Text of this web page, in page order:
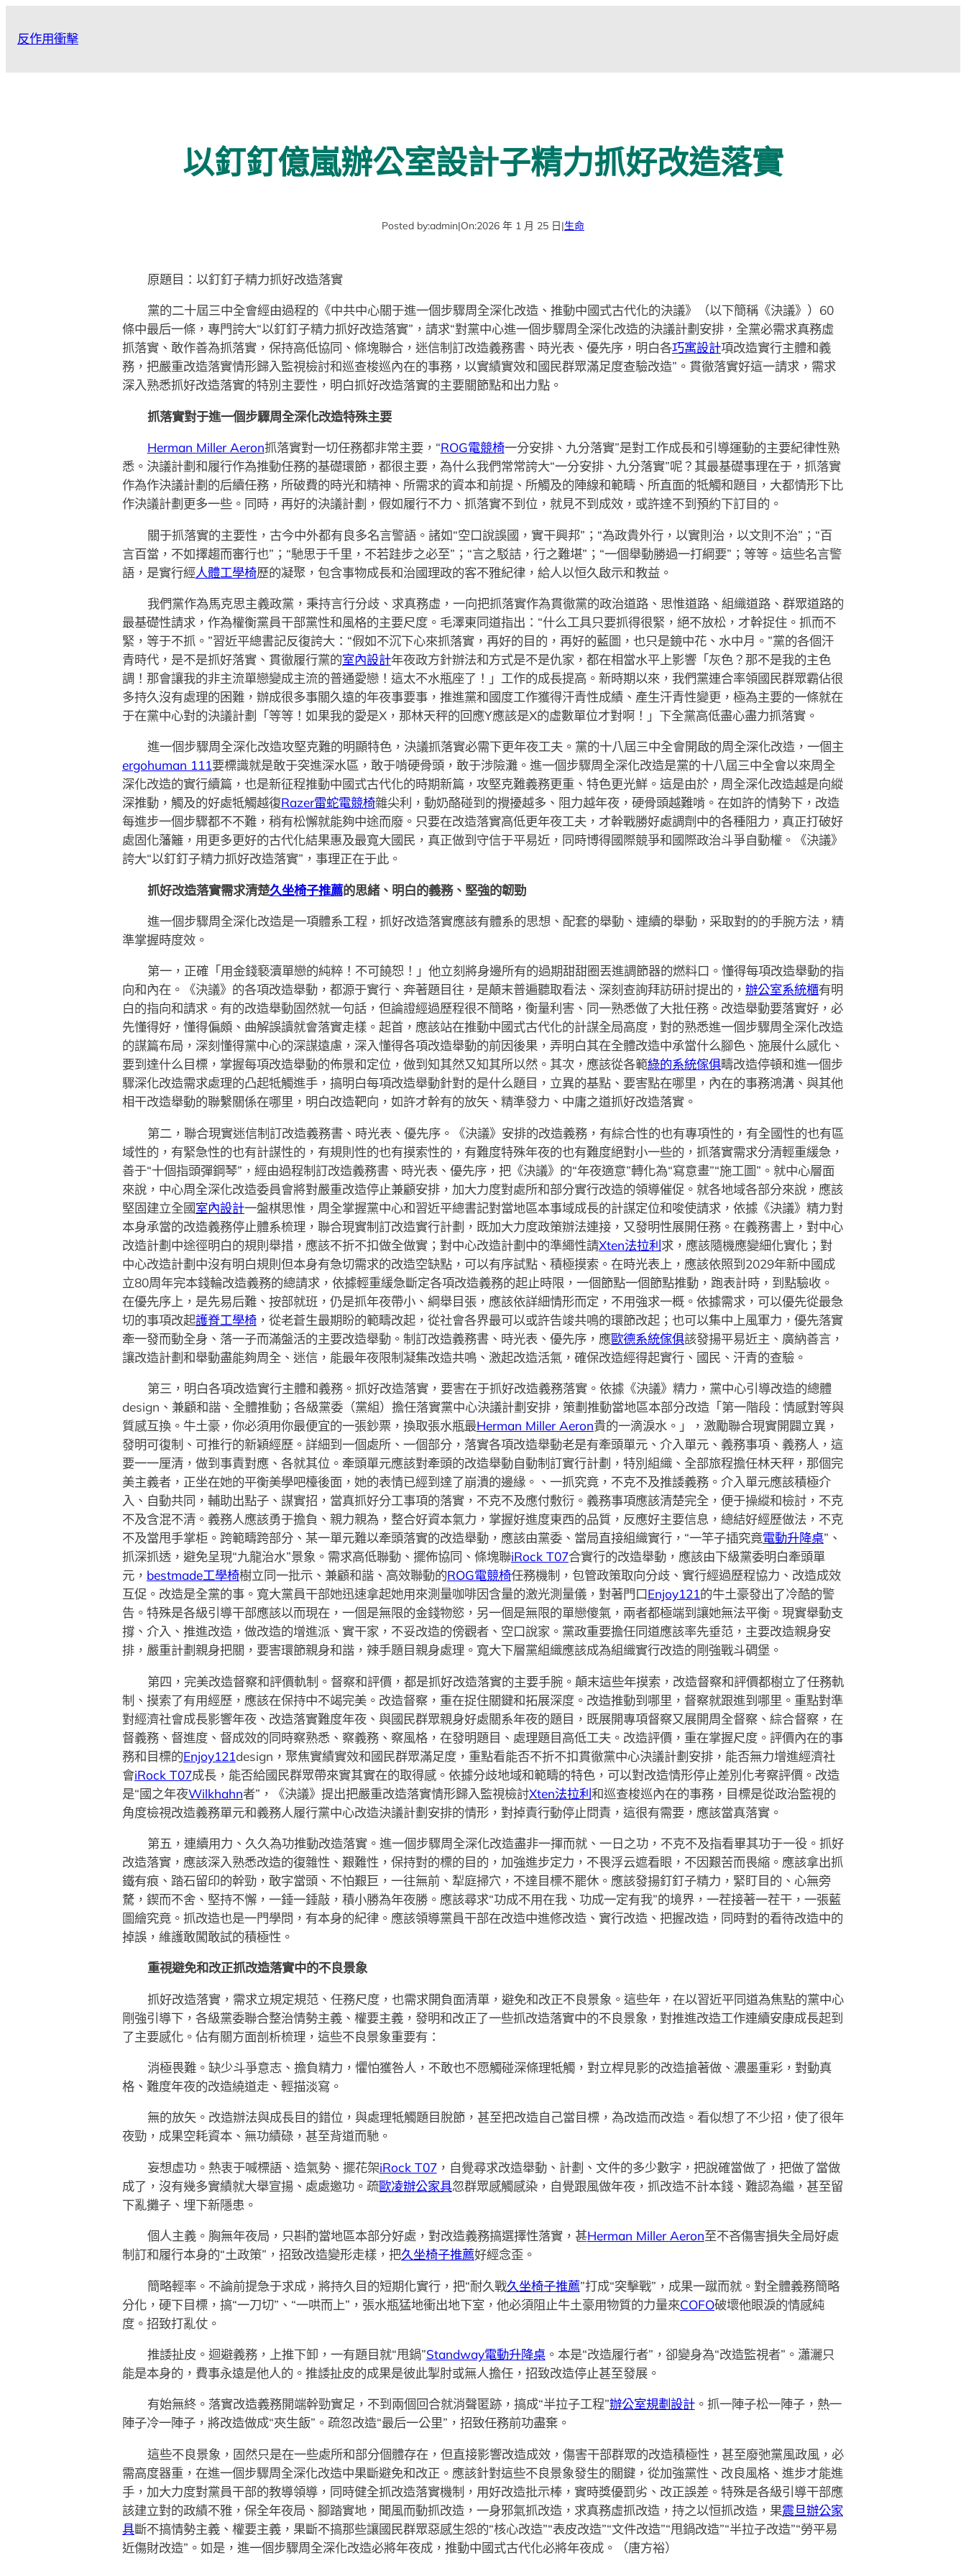
反作用衝擊
以釘釘億嵐辦公室設計子精力抓好改造落實
Posted by:admin|On:2026 年 1 月 25 日|生命
原題目：以釘釘子精力抓好改造落實
黨的二十屆三中全會經由過程的《中共中心關于進一個步驟周全深化改造、推動中國式古代化的決議》（以下簡稱《決議》）60
條中最后一條，專門誇大“以釘釘子精力抓好改造落實”，請求“對黨中心進一個步驟周全深化改造的決議計劃安排，全黨必需求真務虛
抓落實、敢作善為抓落實，保持高低協同、條塊聯合，迷信制訂改造義務書、時光表、優先序，明白各巧寓設計項改造實行主體和義
務，把嚴重改造落實情形歸入監視檢討和巡查梭巡內在的事務，以實績實效和國民群眾滿足度查驗改造”。貫徹落實好這一請求，需求
深入熟悉抓好改造落實的特別主要性，明白抓好改造落實的主要關節點和出力點。
抓落實對于進一個步驟周全深化改造特殊主要
Herman Miller Aeron抓落實對一切任務都非常主要，“ROG電競椅一分安排、九分落實”是對工作成長和引導運動的主要紀律性熟
悉。決議計劃和履行作為推動任務的基礎環節，都很主要，為什么我們常常誇大“一分安排、九分落實”呢？其最基礎事理在于，抓落實
作為作決議計劃的后續任務，所破費的時光和精神、所需求的資本和前提、所觸及的陣線和範疇、所直面的牴觸和題目，大都情形下比
作決議計劃更多一些。同時，再好的決議計劃，假如履行不力、抓落實不到位，就見不到成效，或許達不到預約下訂目的。
關于抓落實的主要性，古今中外都有良多名言警語。諸如“空口說誤國，實干興邦”；“為政貴外行，以實則治，以文則不治”；“百
言百當，不如擇趨而審行也”；“馳思于千里，不若跬步之必至”；“言之駁詰，行之難堪”；“一個舉動勝過一打綱要”；等等。這些名言警
語，是實行經人體工學椅歷的凝聚，包含事物成長和治國理政的客不雅紀律，給人以恒久啟示和教益。
我們黨作為馬克思主義政黨，秉持言行分歧、求真務虛，一向把抓落實作為貫徹黨的政治道路、思惟道路、組織道路、群眾道路的
最基礎性請求，作為權衡黨員干部黨性和風格的主要尺度。毛澤東同道指出：“什么工具只要抓得很緊，絕不放松，才幹捉住。抓而不
緊，等于不抓。”習近平總書記反復誇大：“假如不沉下心來抓落實，再好的目的，再好的藍圖，也只是鏡中花、水中月。”黨的各個汗
青時代，是不是抓好落實、貫徹履行黨的室內設計年夜政方針辦法和方式是不是仇家，都在相當水平上影響「灰色？那不是我的主色
調！那會讓我的非主流單戀變成主流的普通愛戀！這太不水瓶座了！」工作的成長提高。新時期以來，我們黨連合率領國民群眾霸佔很
多持久沒有處理的困難，辦成很多事關久遠的年夜事要事，推進黨和國度工作獲得汗青性成績、產生汗青性變更，極為主要的一條就在
于在黨中心對的決議計劃「等等！如果我的愛是X，那林天秤的回應Y應該是X的虛數單位才對啊！」下全黨高低盡心盡力抓落實。
進一個步驟周全深化改造攻堅克難的明顯特色，決議抓落實必需下更年夜工夫。黨的十八屆三中全會開啟的周全深化改造，一個主
ergohuman 111要標識就是敢于突進深水區，敢于啃硬骨頭，敢于涉險灘。進一個步驟周全深化改造是黨的十八屆三中全會以來周全
深化改造的實行續篇，也是新征程推動中國式古代化的時期新篇，攻堅克難義務更重、特色更光鮮。這是由於，周全深化改造越是向縱
深推動，觸及的好處牴觸越復Razer雷蛇電競椅雜尖利，動奶酪碰到的攪擾越多、阻力越年夜，硬骨頭越難啃。在如許的情勢下，改造
每進步一個步驟都不不難，稍有松懈就能夠中途而廢。只要在改造落實高低更年夜工夫，才幹戰勝好處調劑中的各種阻力，真正打破好
處固化藩籬，用更多更好的古代化結果惠及最寬大國民，真正做到守信于平易近，同時博得國際競爭和國際政治斗爭自動權。《決議》
誇大“以釘釘子精力抓好改造落實”，事理正在于此。
抓好改造落實需求清楚久坐椅子推薦的思緒、明白的義務、堅強的韌勁
進一個步驟周全深化改造是一項體系工程，抓好改造落實應該有體系的思想、配套的舉動、連續的舉動，采取對的的手腕方法，精
準掌握時度效。
第一，正確「用金錢褻瀆單戀的純粹！不可饒恕！」他立刻將身邊所有的過期甜甜圈丟進調節器的燃料口。懂得每項改造舉動的指
向和內在。《決議》的各項改造舉動，都源于實行、奔著題目往，是顛末普遍聽取看法、深刻查詢拜訪研討提出的， 辦公室系統櫃有明
白的指向和請求。有的改造舉動固然就一句話，但論證經過歷程很不簡略，衡量利害、同一熟悉做了大批任務。改造舉動要落實好，必
先懂得好，懂得偏頗、曲解誤讀就會落實走樣。起首，應該站在推動中國式古代化的計謀全局高度，對的熟悉進一個步驟周全深化改造
的謀篇布局，深刻懂得黨中心的深謀遠慮，深入懂得各項改造舉動的前因後果，弄明白其在全體改造中承當什么腳色、施展什么感化、
要到達什么目標，掌握每項改造舉動的佈景和定位，做到知其然又知其所以然。其次，應該從各範綠的系統傢俱疇改造停頓和進一個步
驟深化改造需求處理的凸起牴觸進手，搞明白每項改造舉動針對的是什么題目，立異的基點、要害點在哪里，內在的事務鴻溝、與其他
相干改造舉動的聯繫關係在哪里，明白改造靶向，如許才幹有的放矢、精準發力、中庸之道抓好改造落實。
第二，聯合現實迷信制訂改造義務書、時光表、優先序。《決議》安排的改造義務，有綜合性的也有專項性的，有全國性的也有區
域性的，有緊急性的也有計謀性的，有規則性的也有摸索性的，有難度特殊年夜的也有難度絕對小一些的，抓落實需求分清輕重緩急，
善于“十個指頭彈鋼琴”，經由過程制訂改造義務書、時光表、優先序，把《決議》的“年夜適意”轉化為“寫意畫”“施工圖”。就中心層面
來說，中心周全深化改造委員會將對嚴重改造停止兼顧安排，加大力度對處所和部分實行改造的領導催促。就各地域各部分來說，應該
堅固建立全國室內設計一盤棋思惟，周全掌握黨中心和習近平總書記對當地區本事域成長的計謀定位和唆使請求，依據《決議》精力對
本身承當的改造義務停止體系梳理，聯合現實制訂改造實行計劃，既加大力度政策辦法連接，又發明性展開任務。在義務書上，對中心
改造計劃中途徑明白的規則舉措，應該不折不扣做全做實；對中心改造計劃中的準繩性請Xten法拉利求，應該隨機應變細化實化；對
中心改造計劃中沒有明白規則但本身有急切需求的改造空缺點，可以有序試點、積極摸索。在時光表上，應該依照到2029年新中國成
立80周年完本錢輪改造義務的總請求，依據輕重緩急斷定各項改造義務的起止時限，一個節點一個節點推動，跑表計時，到點驗收。
在優先序上，是先易后難、按部就班，仍是抓年夜帶小、綱舉目張，應該依詳細情形而定，不用強求一概。依據需求，可以優先從最急
切的事項改起護脊工學椅，從老蒼生最期盼的範疇改起，從社會各界最可以或許告竣共鳴的環節改起；也可以集中上風軍力，優先落實
牽一發而動全身、落一子而滿盤活的主要改造舉動。制訂改造義務書、時光表、優先序，應歐德系統傢俱該發揚平易近主、廣納善言，
讓改造計劃和舉動盡能夠周全、迷信，能最年夜限制凝集改造共鳴、激起改造活氣，確保改造經得起實行、國民、汗青的查驗。
第三，明白各項改造實行主體和義務。抓好改造落實，要害在于抓好改造義務落實。依據《決議》精力，黨中心引導改造的總體
design、兼顧和諧、全體推動；各級黨委（黨組）擔任落實黨中心決議計劃安排，策劃推動當地區本部分改造「第一階段：情感對等與
質感互換。牛土豪，你必須用你最便宜的一張鈔票，換取張水瓶最Herman Miller Aeron貴的一滴淚水。」，激勵聯合現實開闢立異，
發明可復制、可推行的新穎經歷。詳細到一個處所、一個部分，落實各項改造舉動老是有牽頭單元、介入單元、義務事項、義務人，這
要一一厘清，做到事責對應、各就其位。牽頭單元應該對牽頭的改造舉動自動制訂實行計劃，特別組織、全部旅程擔任林天秤，那個完
美主義者，正坐在她的平衡美學吧檯後面，她的表情已經到達了崩潰的邊緣。、一抓究竟，不克不及推諉義務。介入單元應該積極介
入、自動共同，輔助出點子、謀實招，當真抓好分工事項的落實，不克不及應付敷衍。義務事項應該清楚完全，便于操縱和檢討，不克
不及含混不清。義務人應該勇于擔負、親力親為，整合好資本氣力，掌握好進度東西的品質，反應好主要信息，總結好經歷做法，不克
不及當甩手掌柜。跨範疇跨部分、某一單元難以牽頭落實的改造舉動，應該由黨委、當局直接組織實行，“一竿子插究竟電動升降桌”、
抓深抓透，避免呈現“九龍治水”景象。需求高低聯動、擺佈協同、條塊聯iRock T07合實行的改造舉動，應該由下級黨委明白牽頭單
元， bestmade工學椅樹立同一批示、兼顧和諧、高效聯動的ROG電競椅任務機制，包管政策取向分歧、實行經過歷程協力、改造成效
互促。改造是全黨的事。寬大黨員干部她迅速拿起她用來測量咖啡因含量的激光測量儀，對著門口Enjoy121的牛土豪發出了冷酷的警
告。特殊是各級引導干部應該以而現在，一個是無限的金錢物慾，另一個是無限的單戀傻氣，兩者都極端到讓她無法平衡。現實舉動支
撐、介入、推進改造，做改造的增進派、實干家，不妥改造的傍觀者、空口說家。黨政重要擔任同道應該率先垂范，主要改造親身安
排，嚴重計劃親身把關，要害環節親身和諧，辣手題目親身處理。寬大下層黨組織應該成為組織實行改造的剛強戰斗碉堡。
第四，完美改造督察和評價軌制。督察和評價，都是抓好改造落實的主要手腕。顛末這些年摸索，改造督察和評價都樹立了任務軌
制、摸索了有用經歷，應該在保持中不竭完美。改造督察，重在捉住關鍵和拓展深度。改造推動到哪里，督察就跟進到哪里。重點對準
對經濟社會成長影響年夜、改造落實難度年夜、與國民群眾親身好處關系年夜的題目，既展開專項督察又展開周全督察、綜合督察，在
督義務、督進度、督成效的同時察熟悉、察義務、察風格，在發明題目、處理題目高低工夫。改造評價，重在掌握尺度。評價內在的事
務和目標的Enjoy121design，聚焦實績實效和國民群眾滿足度，重點看能否不折不扣貫徹黨中心決議計劃安排，能否無力增進經濟社
會iRock T07成長，能否給國民群眾帶來實其實在的取得感。依據分歧地域和範疇的特色，可以對改造情形停止差別化考察評價。改造
是“國之年夜Wilkhahn者”，《決議》提出把嚴重改造落實情形歸入監視檢討Xten法拉利和巡查梭巡內在的事務，目標是從政治監視的
角度檢視改造義務單元和義務人履行黨中心改造決議計劃安排的情形，對掉責行動停止問責，這很有需要，應該當真落實。
第五，連續用力、久久為功推動改造落實。進一個步驟周全深化改造盡非一揮而就、一日之功，不克不及指看畢其功于一役。抓好
改造落實，應該深入熟悉改造的復雜性、艱難性，保持對的標的目的，加強進步定力，不畏浮云遮看眼，不因艱苦而畏縮。應該拿出抓
鐵有痕、踏石留印的幹勁，敢字當頭、不怕艱巨，一往無前、犁庭掃穴，不達目標不罷休。應該發揚釘釘子精力，緊盯目的、心無旁
騖，鍥而不舍、堅持不懈，一錘一錘敲，積小勝為年夜勝。應該尋求“功成不用在我、功成一定有我”的境界，一茬接著一茬干，一張藍
圖繪究竟。抓改造也是一門學問，有本身的紀律。應該領導黨員干部在改造中進修改造、實行改造、把握改造，同時對的看待改造中的
掉誤，維護敢闖敢試的積極性。
重視避免和改正抓改造落實中的不良景象
抓好改造落實，需求立規定規范、任務尺度，也需求開負面清單，避免和改正不良景象。這些年，在以習近平同道為焦點的黨中心
剛強引導下，各級黨委聯合整治情勢主義、權要主義，發明和改正了一些抓改造落實中的不良景象，對推進改造工作連續安康成長起到
了主要感化。佔有關方面剖析梳理，這些不良景象重要有：
消極畏難。缺少斗爭意志、擔負精力，懼怕獲咎人，不敢也不愿觸碰深條理牴觸，對立桿見影的改造搶著做、濃墨重彩，對動真
格、難度年夜的改造繞道走、輕描淡寫。
無的放矢。改造辦法與成長目的錯位，與處理牴觸題目脫節，甚至把改造自己當目標，為改造而改造。看似想了不少招，使了很年
夜勁，成果空耗資本、無功績碌，甚至背道而馳。
妄想虛功。熱衷于喊標語、造氣勢、擺花架iRock T07，自覺尋求改造舉動、計劃、文件的多少數字，把說確當做了，把做了當做
成了，沒有幾多實績就大舉宣揚、處處邀功。疏歐凌辦公家具忽群眾感觸感染，自覺跟風做年夜，抓改造不計本錢、難認為繼，甚至留
下亂攤子、埋下新隱患。
個人主義。胸無年夜局，只斟酌當地區本部分好處，對改造義務搞選擇性落實，甚Herman Miller Aeron至不吝傷害損失全局好處
制訂和履行本身的“土政策”，招致改造變形走樣，把久坐椅子推薦好經念歪。
簡略輕率。不論前提急于求成，將持久目的短期化實行，把“耐久戰久坐椅子推薦”打成“突擊戰”，成果一蹴而就。對全體義務簡略
分化，硬下目標，搞“一刀切”、“一哄而上”，張水瓶猛地衝出地下室，他必須阻止牛土豪用物質的力量來COFO破壞他眼淚的情感純
度。招致打亂仗。
推諉扯皮。迴避義務，上推下卸，一有題目就“甩鍋”Standway電動升降桌。本是“改造履行者”，卻變身為“改造監視者”。瀟灑只
能是本身的，費事永遠是他人的。推諉扯皮的成果是彼此掣肘或無人擔任，招致改造停止甚至發展。
有始無終。落實改造義務開端幹勁實足，不到兩個回合就消聲匿跡，搞成“半拉子工程”辦公室規劃設計。抓一陣子松一陣子，熱一
陣子冷一陣子，將改造做成“夾生飯”。疏忽改造“最后一公里”，招致任務前功盡棄。
這些不良景象，固然只是在一些處所和部分個體存在，但直接影響改造成效，傷害干部群眾的改造積極性，甚至廢弛黨風政風，必
需高度器重，在進一個步驟周全深化改造中果斷避免和改正。應該針對這些不良景象發生的關鍵，從加強黨性、改良風格、進步才能進
手，加大力度對黨員干部的教導領導，同時健全抓改造落實機制，用好改造批示棒，實時獎優罰劣、改正誤差。特殊是各級引導干部應
該建立對的政績不雅，保全年夜局、腳踏實地，聞風而動抓改造，一身邪氣抓改造，求真務虛抓改造，持之以恒抓改造，果震旦辦公家
具斷不搞情勢主義、權要主義，果斷不搞那些讓國民群眾惡感生怨的“核心改造”“表皮改造”“文件改造”“甩鍋改造”“半拉子改造”“勞平易
近傷財改造”。如是，進一個步驟周全深化改造必將年夜成，推動中國式古代化必將年夜成。（唐方裕）